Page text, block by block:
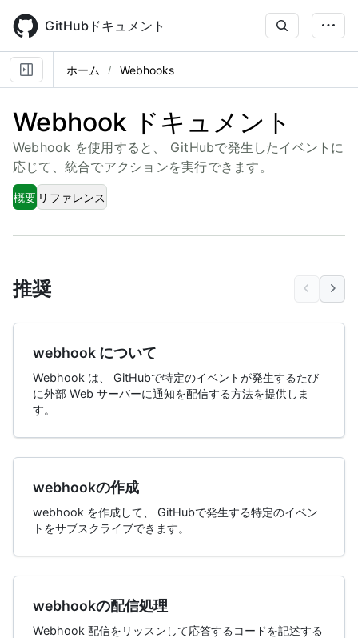
main
content
GitHubドキュメント
ホーム Webhooks
Webhook ドキュメント
Webhook を使用すると、 GitHubで発生したイベントに
応じて、統合でアクションを実行できます。
概要 リファレンス
推奨
webhook について
Webhook は、 GitHubで特定のイベントが発生するたび
に外部 Web サーバーに通知を配信する方法を提供しま
す。
webhookの作成
webhook を作成して、 GitHubで発生する特定のイベン
トをサブスクライブできます。
webhookの配信処理
Webhook 配信をリッスンして応答するコードを記述する